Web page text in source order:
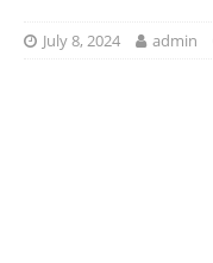
July 8, 2024 admin